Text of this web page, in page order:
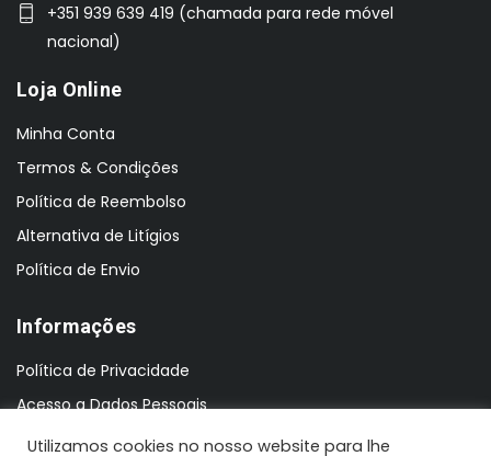
+351 939 639 419 (chamada para rede móvel
nacional)
Loja Online
Minha Conta
Termos & Condições
Política de Reembolso
Alternativa de Litígios
Política de Envio
Informações
Política de Privacidade
Acesso a Dados Pessoais
Utilizamos cookies no nosso website para lhe